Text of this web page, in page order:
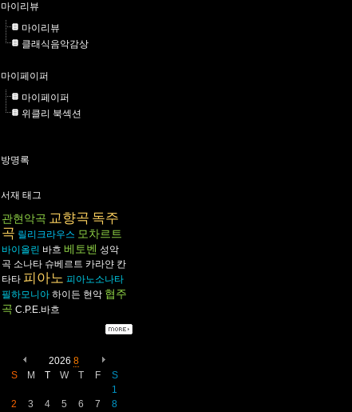
마이리뷰
마이리뷰
클래식음악감상
마이페이퍼
마이페이퍼
위클리 북섹션
방명록
서재 태그
관현악곡 교향곡 독주
곡 릴리크라우스 모차르트
바이올린 바흐 베토벤 성악
곡 소나타 슈베르트 카라얀 칸
타타 피아노 피아노소나타
필하모니아 하이든 현악 협주
곡 C.P.E.바흐
2026 8
S
M T W T F
S
1
2
3 4 5 6 7
8